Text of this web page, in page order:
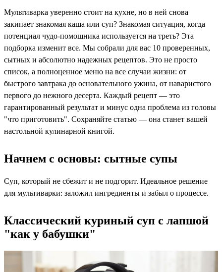
Мультиварка уверенно стоит на кухне, но в ней снова
закипает знакомая каша или суп? Знакомая ситуация, когда
потенциал чудо-помощника используется на треть? Эта
подборка изменит все. Мы собрали для вас 10 проверенных,
сытных и абсолютно надежных рецептов. Это не просто
список, а полноценное меню на все случаи жизни: от
быстрого завтрака до основательного ужина, от наваристого
первого до нежного десерта. Каждый рецепт — это
гарантированный результат и минус одна проблема из головы
"что приготовить". Сохраняйте статью — она станет вашей
настольной кулинарной книгой.
Начнем с основы: сытные супы
Суп, который не сбежит и не подгорит. Идеальное решение
для мультиварки: заложил ингредиенты и забыл о процессе.
Классический куриный суп с лапшой
"как у бабушки"